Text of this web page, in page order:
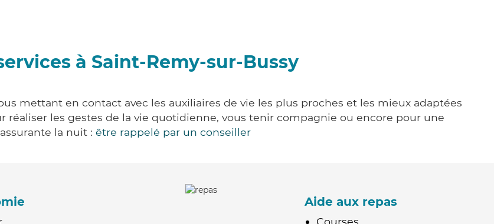
à Saint-Remy-sur-Bussy
mettant en contact avec les auxiliaires de vie les plus proches et les mieux adaptées
réaliser les gestes de la vie quotidienne, vous tenir compagnie ou encore pour une
la nuit : être rappelé par un conseiller
Aide aux repas
Courses